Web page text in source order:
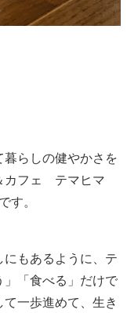
らしの健やかさを
カフェ テマヒマ
す。
もあるように、テ
「食べる」だけで
一歩進めて、生き